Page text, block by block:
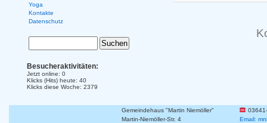
Yoga
Kontakte
Datenschutz
Besucheraktivitäten:
Jetzt online: 0
Klicks (Hits) heute: 40
Klicks diese Woche: 2379
Gemeindehaus "Martin Niemöller"
Martin-Niemöller-Str. 4
Email: